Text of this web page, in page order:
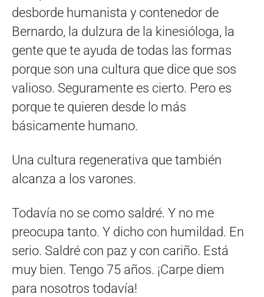
desborde humanista y contenedor de
Bernardo, la dulzura de la kinesióloga, la
gente que te ayuda de todas las formas
porque son una cultura que dice que sos
valioso. Seguramente es cierto. Pero es
porque te quieren desde lo más
básicamente humano.
Una cultura regenerativa que también
alcanza a los varones.
Todavía no se como saldré. Y no me
preocupa tanto. Y dicho con humildad. En
serio. Saldré con paz y con cariño. Está
muy bien. Tengo 75 años. ¡Carpe diem
para nosotros todavía!